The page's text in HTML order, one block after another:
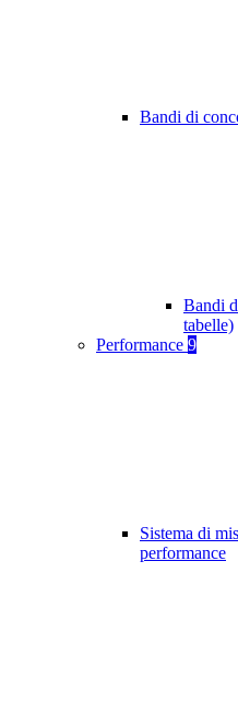
Bandi di
Bandi
tabelle)
Performance 9
Sistema di
performance